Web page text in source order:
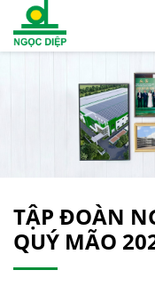
TẬP ĐOÀN
QUÝ MÃO